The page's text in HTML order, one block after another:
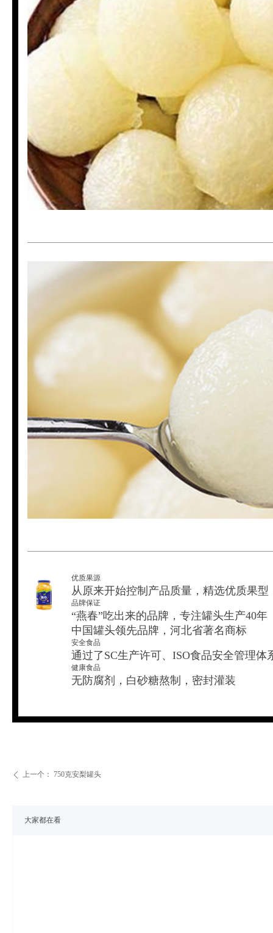
大家都在看
ꄴ 上一个： 750克安梨罐头
优质果源
从原来开始控制产品质量，精选优质果
品牌保证
“燕春”吃出来的品牌，专注罐头生产40年
中国罐头领先品牌，河北省著名商标
安全食品
通过了SC生产许可、ISO食品安全管理体
健康食品
无防腐剂，白砂糖熬制，密封灌装